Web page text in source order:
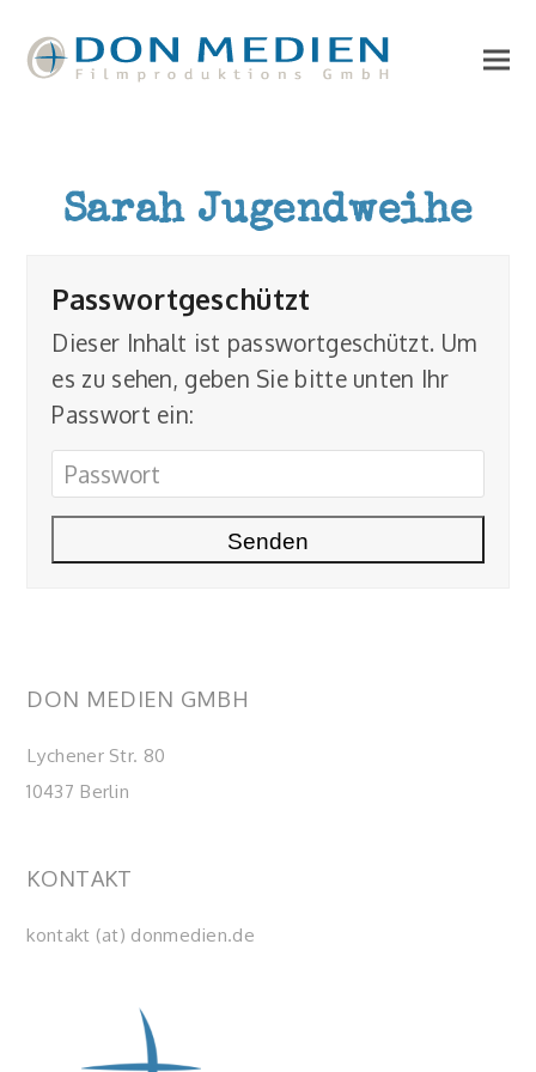
Sarah Jugendweihe
Passwortgeschützt
Dieser Inhalt ist passwortgeschützt. Um
es zu sehen, geben Sie bitte unten Ihr
Passwort ein:
DON MEDIEN GMBH
Lychener Str. 80
10437 Berlin
KONTAKT
kontakt (at) donmedien.de